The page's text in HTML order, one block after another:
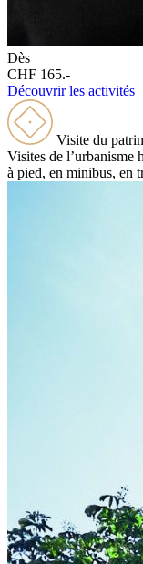
Dès
CHF 165.-
Découvrir les activités
Visite du
Visites de l’urbanisme
à pied, en minibus, en